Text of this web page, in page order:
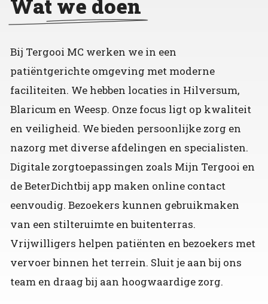
Wat we doen
Bij Tergooi MC werken we in een
patiëntgerichte omgeving met moderne
faciliteiten. We hebben locaties in Hilversum,
Blaricum en Weesp. Onze focus ligt op kwaliteit
en veiligheid. We bieden persoonlijke zorg en
nazorg met diverse afdelingen en specialisten.
Digitale zorgtoepassingen zoals Mijn Tergooi en
de BeterDichtbij app maken online contact
eenvoudig. Bezoekers kunnen gebruikmaken
van een stilteruimte en buitenterras.
Vrijwilligers helpen patiënten en bezoekers met
vervoer binnen het terrein. Sluit je aan bij ons
team en draag bij aan hoogwaardige zorg.